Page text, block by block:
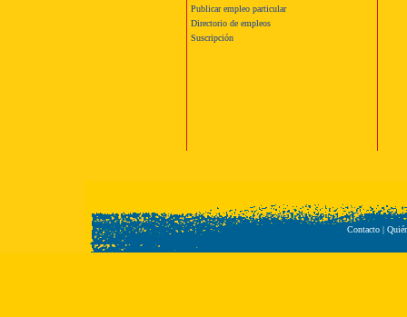
Publicar empleo particular
Directorio de empleos
Suscripción
Contacto|